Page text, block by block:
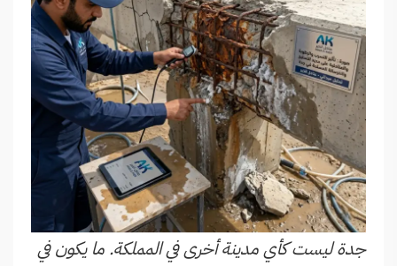
جدة ليست كأي مدينة أخرى في المملكة. ما يكون في